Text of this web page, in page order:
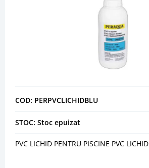
COD: PERPVCLICHIDBLU
STOC: Stoc epuizat
PVC LICHID PENTRU PISCINE PVC LICHID